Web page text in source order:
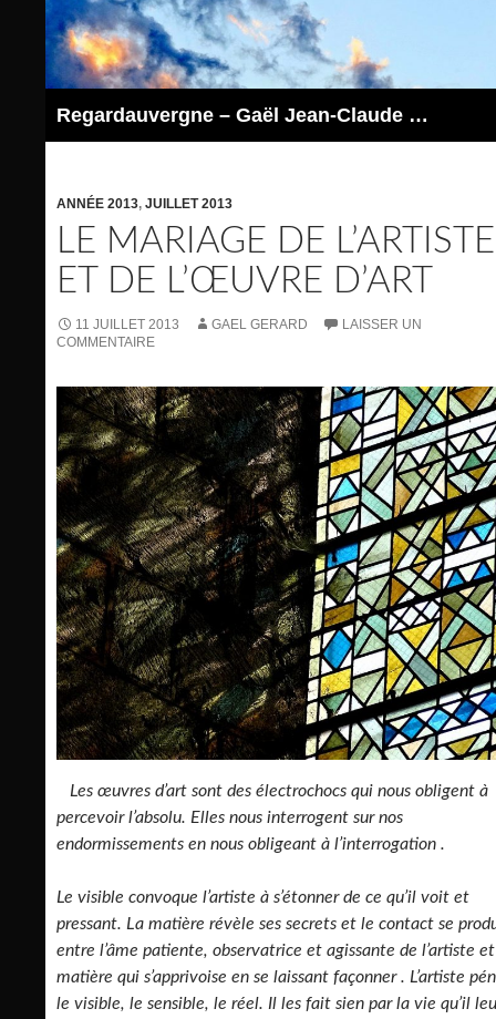
contenu
Regardauvergne – Gaël Jean-Claude GERARD
ANNÉE 2013, JUILLET 2013
LE MARIAGE DE L’ARTISTE
ET DE L’ŒUVRE D’ART
11 JUILLET 2013 GAEL GERARD
LAISSER UN
COMMENTAIRE
Les œuvres d’art sont des électrochocs qui nous obligent à
percevoir l’absolu. Elles nous interrogent sur nos
endormissements en nous obligeant à l’interrogation .
Le visible convoque l’artiste à s’étonner de ce qu’il voit et
pressant. La matière révèle ses secrets et le contact se
entre l’âme patiente, observatrice et agissante de l’artiste
matière qui s’apprivoise en se laissant façonner . L’artiste
le visible, le sensible, le réel. Il les fait sien par la vie qu’il